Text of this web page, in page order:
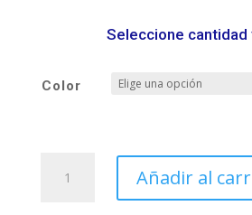
Seleccione cantidad
Color
volador
Añadir al